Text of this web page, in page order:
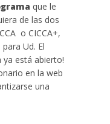
que le
de las dos
o CICCA+,
Ud. El
ya está abierto!
en la web
una